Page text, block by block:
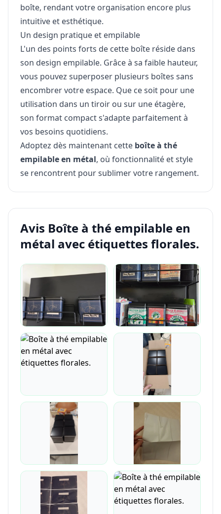
boîte, rendant votre organisation encore plus
intuitive et esthétique.
Un design pratique et empilable
L'un des points forts de cette boîte réside dans
son design empilable. Grâce à sa faible hauteur,
vous pouvez superposer plusieurs boîtes sans
encombrer votre espace. Que ce soit pour une
utilisation dans un tiroir ou sur une étagère,
son format compact s'adapte parfaitement à
vos besoins quotidiens.
Adoptez dès maintenant cette boîte à thé
empilable en métal, où fonctionnalité et style
se rencontrent pour sublimer votre rangement.
Avis Boîte à thé empilable en
métal avec étiquettes florales.